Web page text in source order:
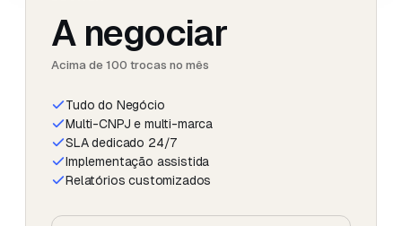
A negociar
Acima de 100 trocas no mês
Tudo do Negócio
Multi-CNPJ e multi-marca
SLA dedicado 24/7
Implementação assistida
Relatórios customizados